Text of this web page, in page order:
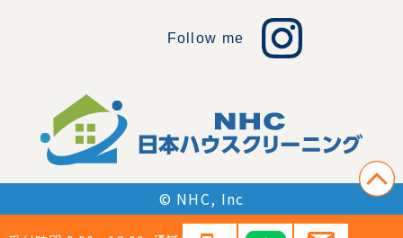
Follow me
© NHC, Inc